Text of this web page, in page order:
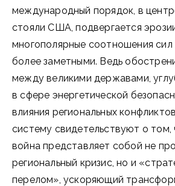
международный порядок, в
стояли США, подвергается
многополярные соотношения сил
более заметными. Ведь
между великими державами,
в сфере энергетической
влияния региональных
систему свидетельствуют о том,
война представляет собой не
региональный кризис, но и
перелом», ускоряющий